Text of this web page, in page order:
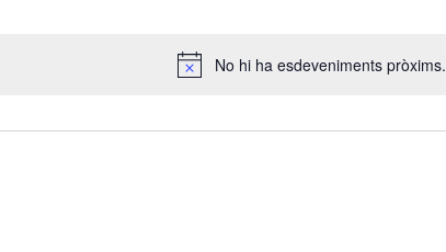
Avís
No hi ha esdeveniments pròxims.